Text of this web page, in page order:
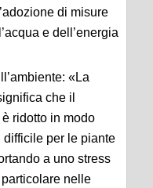
di misure
e dell’energia
«La
che il
ridotto in modo
per le piante
a uno stress
nelle